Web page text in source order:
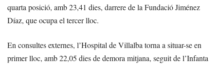
quarta posició, amb 23,41 dies, darrere de la Fundació Jiménez
Díaz, que ocupa el tercer lloc.
En consultes externes, l’Hospital de Villalba torna a situar-se en
primer lloc, amb 22,05 dies de demora mitjana, seguit de l’Infanta